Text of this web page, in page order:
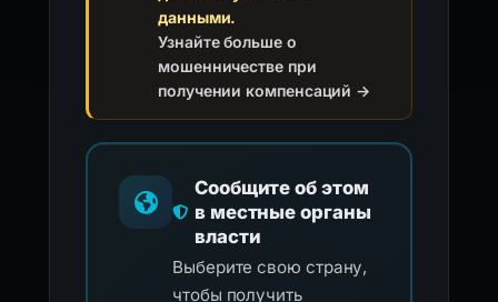
данными.
Узнайте больше о
мошенничестве при
получении компенсаций →
Сообщите об этом
в местные органы
власти
Выберите свою страну,
чтобы получить